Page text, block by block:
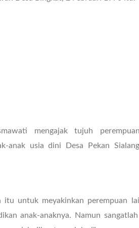
mengajak tujuh
anak usia dini Desa Pekan
untuk meyakinkan perempuan
anak-anaknya. Namun